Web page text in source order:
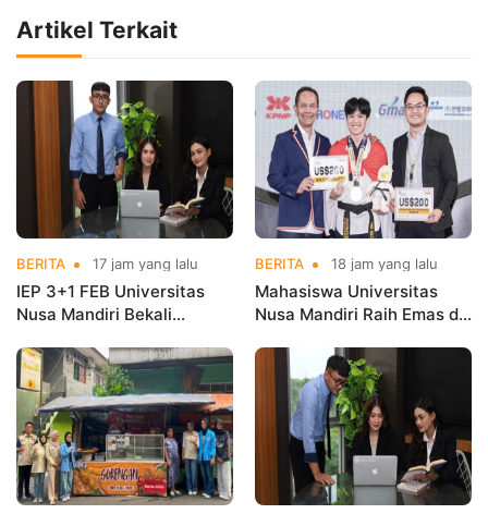
Artikel Terkait
BERITA 17 jam yang lalu
IEP 3+1 FEB Universitas
Nusa Mandiri Bekali
Kerja Sebelum Lulus
BERITA 18 jam yang lalu
Mahasiswa Universitas
Nusa Mandiri Raih Emas di
Indonesia Open
Championships 2026